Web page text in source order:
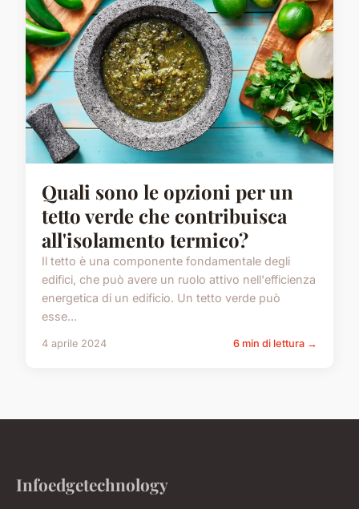
Quali sono le opzioni per un
tetto verde che contribuisca
all'isolamento termico?
Il tetto è una componente fondamentale degli
edifici, che può avere un ruolo attivo nell'efficienza
energetica di un edificio. Un tetto verde può
esse...
4 aprile 2024 6 min di lettura →
Infoedgetechnology